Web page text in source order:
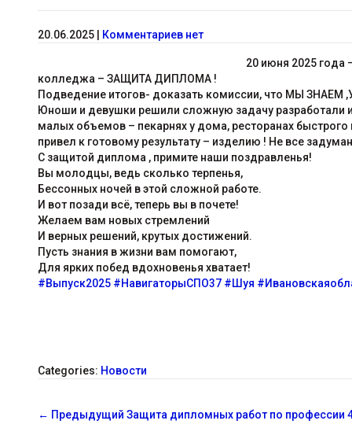
20.06.2025 Комментариев нет
20 июня 2025 года
колледжа – ЗАЩИТА ДИПЛОМА !
Подведение итогов- доказать комиссии, что МЫ
Юноши и девушки решили сложную задачу разработали
малых объемов – пекарнях у дома, ресторанах
привел к готовому результату – изделию ! Не все
С защитой диплома , примите наши поздравленья!
Вы молодцы, ведь сколько терпенья,
Бессонных ночей в этой сложной работе.
И вот позади всё, теперь вы в почете!
Желаем вам новых стремлений
И верных решений, крутых достижений.
Пусть знания в жизни вам помогают,
Для ярких побед вдохновенья хватает!
#Выпуск2025 #НавигаторыСПО37 #Шуя
Categories: Новости
С
← Предыдущий Защита дипломных работ по профессии